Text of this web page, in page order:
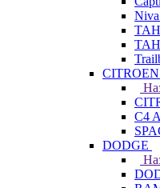
CITROEN
C4
DODGE